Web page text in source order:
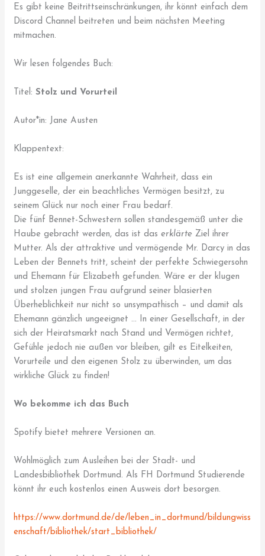
Es gibt keine Beitrittseinschränkungen, ihr könnt einfach dem
Discord Channel beitreten und beim nächsten Meeting
mitmachen.
Wir lesen folgendes Buch:
Titel:Stolz und Vorurteil
Autor*in: Jane Austen
Klappentext:
Es ist eine allgemein anerkannte Wahrheit, dass ein
Junggeselle, der ein beachtliches Vermögen besitzt, zu
seinem Glück nur noch einer Frau bedarf.
Die fünf Bennet-Schwestern sollen standesgemäß unter die
Haube gebracht werden, das ist daserklärte Ziel ihrer
Mutter. Als der attraktive und vermögende Mr. Darcy in das
Leben der Bennets tritt, scheint der perfekte Schwiegersohn
und Ehemann für Elizabeth gefunden. Wäre er der klugen
und stolzen jungen Frau aufgrund seiner blasierten
Überheblichkeit nur nicht so unsympathisch – und damit als
Ehemann gänzlich ungeeignet … In einer Gesellschaft, in der
sich der Heiratsmarkt nach Stand und Vermögen richtet,
Gefühle jedoch nie außen vor bleiben, gilt es Eitelkeiten,
Vorurteile und den eigenen Stolz zu überwinden, um das
wirkliche Glück zu finden!
Wo bekomme ich das Buch
Spotify bietet mehrere Versionen an.
Wohlmöglich zum Ausleihen bei der Stadt- und
Landesbibliothek Dortmund. Als FH Dortmund Studierende
könnt ihr euch kostenlos einen Ausweis dort besorgen.
https://www.dortmund.de/de/leben_in_dortmund/bildungwiss
enschaft/bibliothek/start_bibliothek/